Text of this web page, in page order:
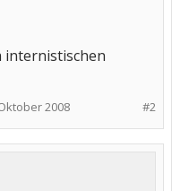
internistischen
#2
2008